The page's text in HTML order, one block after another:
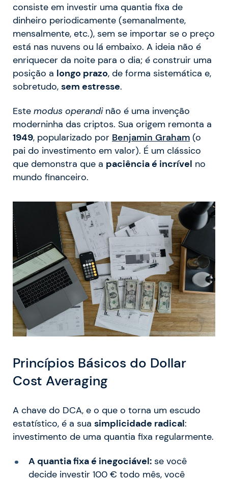
consiste em investir uma quantia fixa de
dinheiro periodicamente (semanalmente,
mensalmente, etc.), sem se importar se o preço
está nas nuvens ou lá embaixo. A ideia não é
enriquecer da noite para o dia; é construir uma
posição a longo prazo, de forma sistemática e,
sobretudo, sem estresse.
Este modus operandinão é uma invenção
moderninha das criptos. Sua origem remonta a
1949, popularizado por Benjamin Graham (o
pai do investimento em valor). É um clássico
que demonstra que a paciência é incrível no
mundo financeiro.
Princípios Básicos do Dollar
Cost Averaging
A chave do DCA, e o que o torna um escudo
estatístico, é a sua simplicidade radical:
investimento de uma quantia fixa regularmente.
A quantia fixa é inegociável:se você
decide investir 100 € todo mês, você